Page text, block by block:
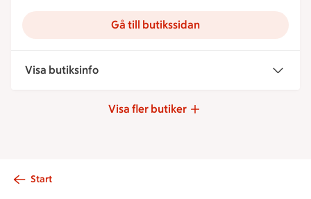
Gå till butikssidan
Visa butiksinfo
Visa fler butiker
Start